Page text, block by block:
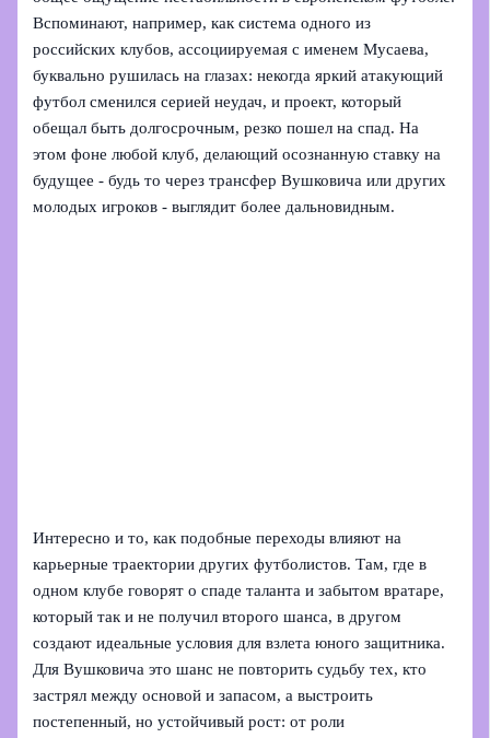
Вспоминают, например, как система одного из
российских клубов, ассоциируемая с именем Мусаева,
буквально рушилась на глазах: некогда яркий атакующий
футбол сменился серией неудач, и проект, который
обещал быть долгосрочным, резко пошел на спад. На
этом фоне любой клуб, делающий осознанную ставку на
будущее - будь то через трансфер Вушковича или других
молодых игроков - выглядит более дальновидным.
Интересно и то, как подобные переходы влияют на
карьерные траектории других футболистов. Там, где в
одном клубе говорят о спаде таланта и забытом вратаре,
который так и не получил второго шанса, в другом
создают идеальные условия для взлета юного защитника.
Для Вушковича это шанс не повторить судьбу тех, кто
застрял между основой и запасом, а выстроить
постепенный, но устойчивый рост: от роли